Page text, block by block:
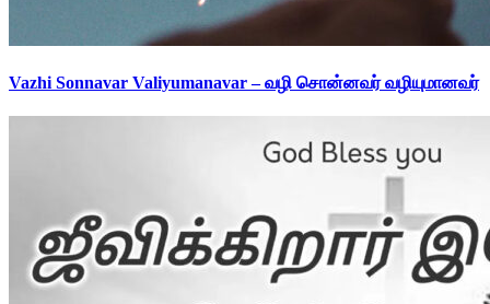
Vazhi Sonnavar Valiyumanavar – வழி சொன்னவர் வழியுமானவர்